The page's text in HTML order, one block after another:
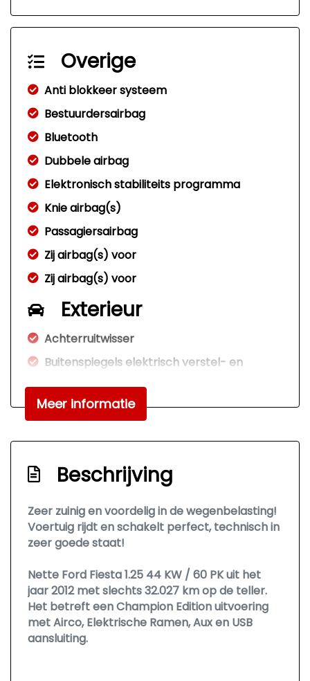
Overige
Anti blokkeer systeem
Bestuurdersairbag
Bluetooth
Dubbele airbag
Elektronisch stabiliteits programma
Knie airbag(s)
Passagiersairbag
Zij airbag(s) voor
Zij airbag(s) voor
Exterieur
Achterruitwisser
Buitenspiegels elektrisch verstel- en
Buitenspiegels elektrisch verstelbaar
Buitenspiegels in carrosseriekleur
Centrale vergrendeling
afstandsbediening
Interieur
Achterbank in delen neerklapbaar
Airco
Bestuurdersstoel in hoogte verstelbaar
Elektrische ramen voor
Meer informatie
Beschrijving
Zeer zuinig en voordelig in de wegenbelasting!
Voertuig rijdt en schakelt perfect, technisch in
zeer goede staat!
Nette Ford Fiesta 1.25 44 KW / 60 PK uit het
jaar 2012 met slechts 32.027 km op de teller.
Het betreft een Champion Edition uitvoering
met Airco, Elektrische Ramen, Aux en USB
aansluiting.